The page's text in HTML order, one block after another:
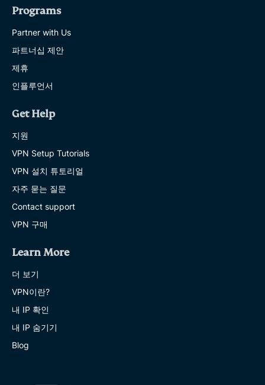
Programs
Partner with Us
파트너십 제안
제휴
인플루언서
Get Help
지원
VPN Setup Tutorials
VPN 설치 튜토리얼
자주 묻는 질문
Contact support
VPN 구매
Learn More
더 보기
VPN이란?
내 IP 확인
내 IP 숨기기
Blog